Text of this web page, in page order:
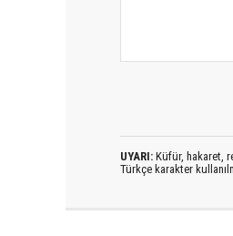
UYARI: Küfür, hakaret,
Türkçe karakter